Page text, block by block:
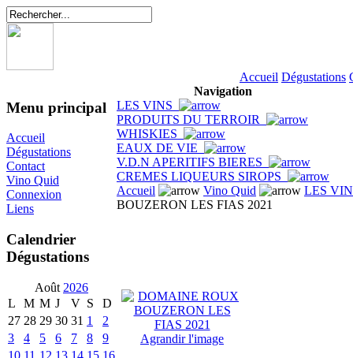
Accueil Dégustations
Menu principal
Accueil
Dégustations
Contact
Vino Quid
Connexion
Liens
Calendrier
Dégustations
Août 2026
L
M M J V S
D
27 28 29 30 31 1
2
3
4 5 6 7 8
9
10 11 12 13 14 15 16
Navigation
LES VINS
PRODUITS DU TERROIR
WHISKIES
EAUX DE VIE
V.D.N APERITIFS BIERES
CREMES LIQUEURS SIROPS
Accueil
Vino Quid
LES
BOUZERON LES FIAS 2021
Agrandir l'image